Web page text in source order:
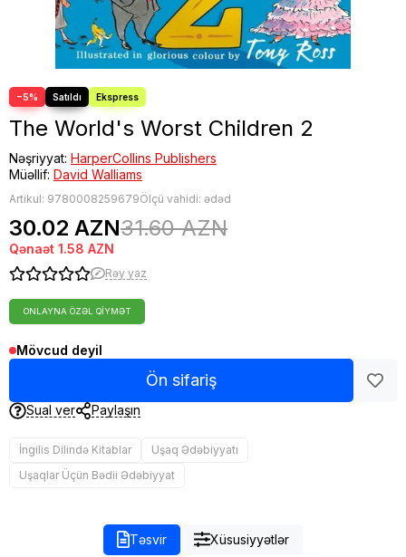
−5%
The World's Worst Children 2
Nəşriyyat: HarperCollins Publishers
Müəllif: David Walliams
Artikul: 9780008259679Ölçü vahidi: ədəd
30.02 AZN31.60 AZN
Qənaət 1.58 AZN
Rəy yaz
ONLAYNA ÖZƏL QIYMƏT
Mövcud deyil
Ön sifariş
Sual ver Paylaşın
İngilis Dilində Kitablar
Uşaq Ədəbiyyatı
Uşaqlar Üçün Bədii Ədəbiyyat
Təsvir Xüsusiyyətlər